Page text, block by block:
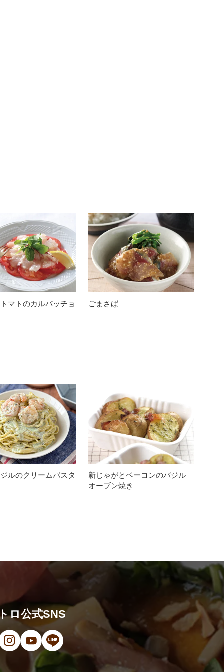
マトのカルパッチョ ごまさば
ルのクリームパスタ
新じゃがとベーコンのバジル
オーブン焼き
ドウで開きます）
しいウィンドウで開きます）
新しいウィンドウで開きます）
新しいウィンドウで開きます）
ロ公式SNS
しいウィンドウで開きます）
Instagram（新しいウィンドウで開きます）
YouTube（新しいウィンドウで開きます）
LINE（新しいウィンドウで開きます）